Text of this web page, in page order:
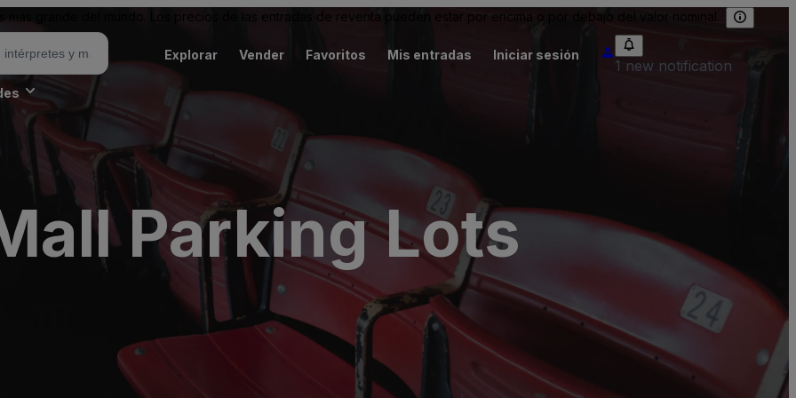
grande del mundo. Los precios de las entradas de reventa pueden estar por encima o por debajo del valor nominal.
Explorar Vender Favoritos Mis entradas Iniciar sesión
1 new notification
Parking Lots